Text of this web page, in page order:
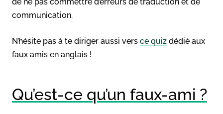
communication.
N’hésite pas à te diriger aussi vers ce quiz dédié aux
faux amis en anglais !
Qu’est-ce qu’un faux-ami ?